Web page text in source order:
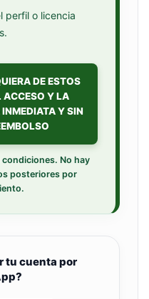
perfil o licencia
DE ESTOS
ACCESO Y LA
Y SIN
No hay
posteriores por
tu cuenta por